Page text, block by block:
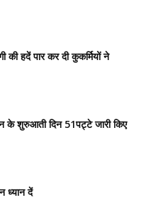
की हदें पार कर दी कुकर्मियों ने
के शुरुआती दिन 51पट्टे जारी किए
ध्यान दें